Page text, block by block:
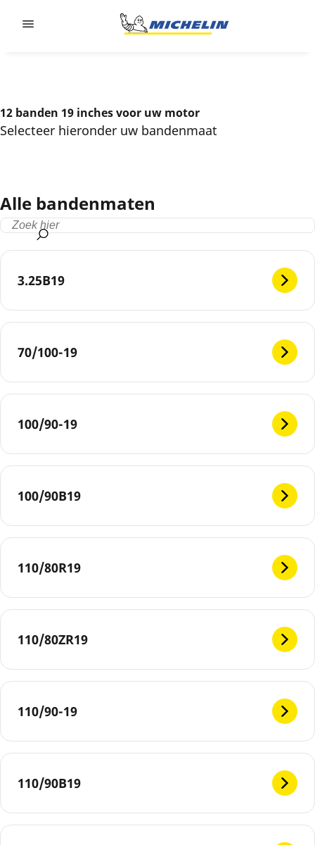
12 banden 19 inches voor uw motor
Selecteer hieronder uw bandenmaat
Alle bandenmaten
3.25B19
70/100-19
100/90-19
100/90B19
110/80R19
110/80ZR19
110/90-19
110/90B19